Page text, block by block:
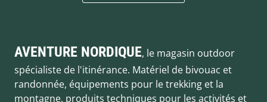
AVENTURE NORDIQUE, le magasin outdoor
spécialiste de l'itinérance. Matériel de bivouac et
randonnée, équipements pour le trekking et la
montagne, produits techniques pour les activités et